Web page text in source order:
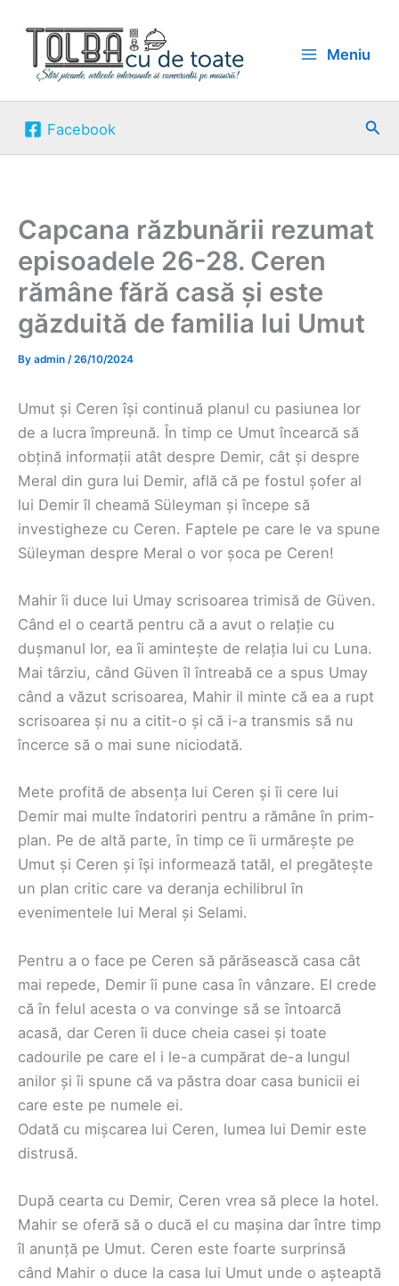
content
Meniu
Facebook
Capcana răzbunării rezumat
episoadele 26-28. Ceren
rămâne fără casă și este
găzduită de familia lui Umut
By admin /26/10/2024
Umut și Ceren își continuă planul cu pasiunea lor
de a lucra împreună. În timp ce Umut încearcă să
obțină informații atât despre Demir, cât și despre
Meral din gura lui Demir, află că pe fostul șofer al
lui Demir îl cheamă Süleyman și începe să
investigheze cu Ceren. Faptele pe care le va spune
Süleyman despre Meral o vor șoca pe Ceren!
Mahir îi duce lui Umay scrisoarea trimisă de Güven.
Când el o ceartă pentru că a avut o relație cu
dușmanul lor, ea îi amintește de relația lui cu Luna.
Mai târziu, când Güven îl întreabă ce a spus Umay
când a văzut scrisoarea, Mahir il minte că ea a rupt
scrisoarea și nu a citit-o și că i-a transmis să nu
încerce să o mai sune niciodată.
Mete profită de absența lui Ceren și îi cere lui
Demir mai multe îndatoriri pentru a rămâne în prim-
plan. Pe de altă parte, în timp ce îi urmărește pe
Umut și Ceren și își informează tatăl, el pregătește
un plan critic care va deranja echilibrul în
evenimentele lui Meral și Selami.
Pentru a o face pe Ceren să părăsească casa cât
mai repede, Demir îi pune casa în vânzare. El crede
că în felul acesta o va convinge să se întoarcă
acasă, dar Ceren îi duce cheia casei și toate
cadourile pe care el i le-a cumpărat de-a lungul
anilor și îi spune că va păstra doar casa bunicii ei
care este pe numele ei.
Odată cu mișcarea lui Ceren, lumea lui Demir este
distrusă.
După cearta cu Demir, Ceren vrea să plece la hotel.
Mahir se oferă să o ducă el cu mașina dar între timp
îl anunță pe Umut. Ceren este foarte surprinsă
când Mahir o duce la casa lui Umut unde o așteaptă